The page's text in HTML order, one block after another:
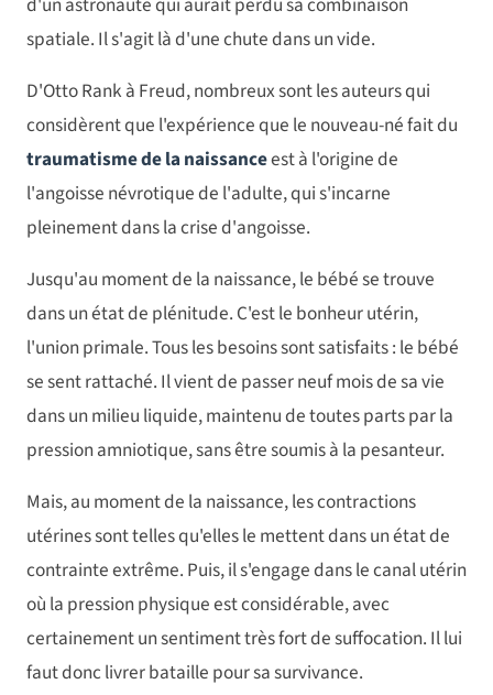
spatiale. Il s'agit là d'une chute dans un vide.
D'Otto Rank à Freud, nombreux sont les auteurs qui
considèrent que l'expérience que le nouveau-né fait du
traumatisme de la naissanceest à l'origine de
l'angoisse névrotique de l'adulte, qui s'incarne
pleinement dans la crise d'angoisse.
Jusqu'au moment de la naissance, le bébé se trouve
dans un état de plénitude. C'est le bonheur utérin,
l'union primale. Tous les besoins sont satisfaits : le bébé
se sent rattaché. Il vient de passer neuf mois de sa vie
dans un milieu liquide, maintenu de toutes parts par la
pression amniotique, sans être soumis à la pesanteur.
Mais, au moment de la naissance, les contractions
utérines sont telles qu'elles le mettent dans un état de
contrainte extrême. Puis, il s'engage dans le canal utérin
où la pression physique est considérable, avec
certainement un sentiment très fort de suffocation. Il lui
faut donc livrer bataille pour sa survivance.